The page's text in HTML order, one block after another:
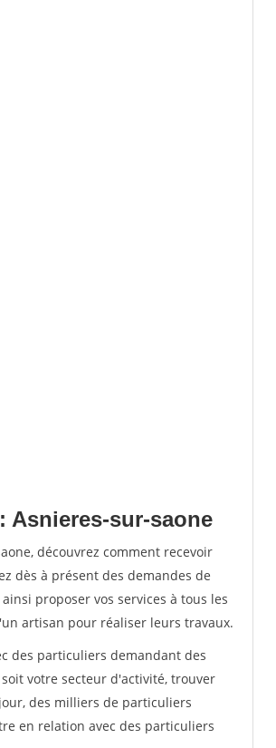
sur-saone
découvrez comment recevoir
dès à présent des demandes de
proposer vos services à tous les
artisan pour réaliser leurs travaux.
des particuliers demandant des
votre secteur d'activité, trouver
des milliers de particuliers
en relation avec des particuliers